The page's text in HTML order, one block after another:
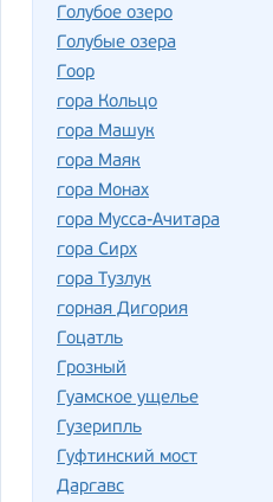
Голубое озеро
Голубые озера
Гоор
гора Кольцо
гора Машук
гора Маяк
гора Монах
гора Мусса-Ачитара
гора Сирх
гора Тузлук
горная Дигория
Гоцатль
Грозный
Гуамское ущелье
Гузерипль
Гуфтинский мост
Даргавс